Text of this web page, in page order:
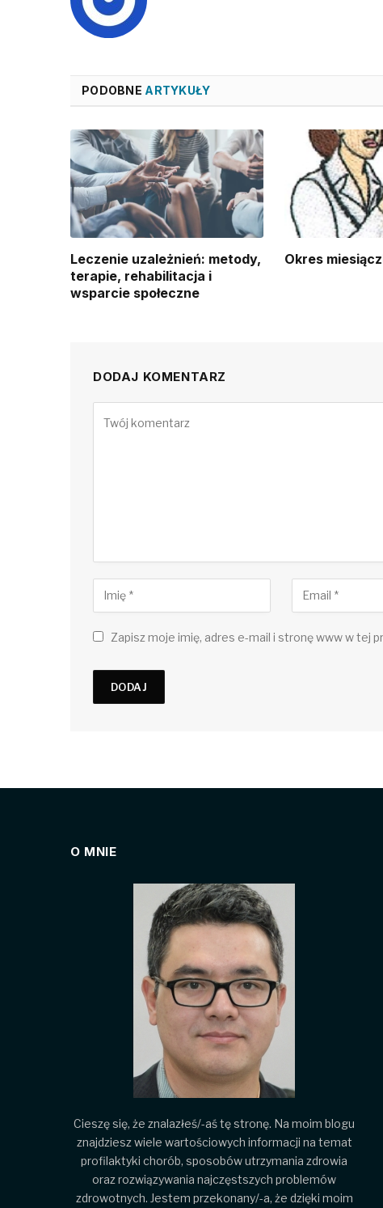
PODOBNE ARTYKUŁY
Leczenie uzależnień: metody,
terapie, rehabilitacja i
wsparcie społeczne
Okres
DODAJ KOMENTARZ
Zapisz moje imię, adres e-mail i stronę www w tej
O MNIE
Cieszę się, że znalazłeś/-aś tę stronę. Na moim blogu
znajdziesz wiele wartościowych informacji na temat
profilaktyki chorób, sposobów utrzymania zdrowia
oraz rozwiązywania najczęstszych problemów
zdrowotnych. Jestem przekonany/-a, że dzięki moim